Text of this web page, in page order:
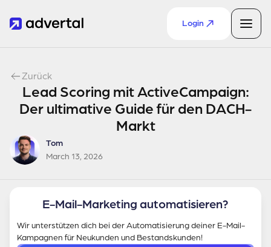
Login
Zurück
Lead Scoring mit ActiveCampaign:
Der ultimative Guide für den DACH-
Markt
Tom
March 13, 2026
E-Mail-Marketing automatisieren?
Wir unterstützen dich bei der Automatisierung deiner E-Mail-
Kampagnen für Neukunden und Bestandskunden!